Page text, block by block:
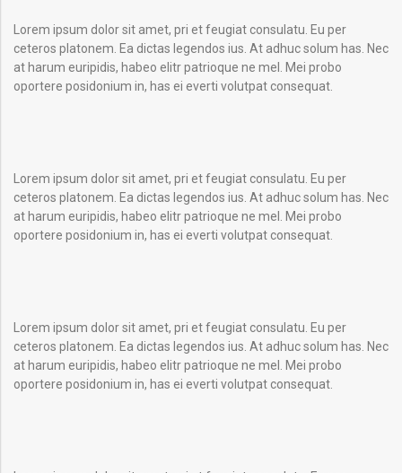
Lorem ipsum dolor sit amet, pri et feugiat consulatu. Eu per
ceteros platonem. Ea dictas legendos ius. At adhuc solum has. Nec
at harum euripidis, habeo elitr patrioque ne mel. Mei probo
oportere posidonium in, has ei everti volutpat consequat.
Lorem ipsum dolor sit amet, pri et feugiat consulatu. Eu per
ceteros platonem. Ea dictas legendos ius. At adhuc solum has. Nec
at harum euripidis, habeo elitr patrioque ne mel. Mei probo
oportere posidonium in, has ei everti volutpat consequat.
Lorem ipsum dolor sit amet, pri et feugiat consulatu. Eu per
ceteros platonem. Ea dictas legendos ius. At adhuc solum has. Nec
at harum euripidis, habeo elitr patrioque ne mel. Mei probo
oportere posidonium in, has ei everti volutpat consequat.